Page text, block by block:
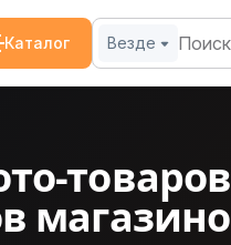
Каталог Везде
товаров